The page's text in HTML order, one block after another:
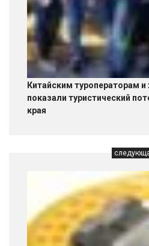
Китайским туроператорам
показали туристический
края